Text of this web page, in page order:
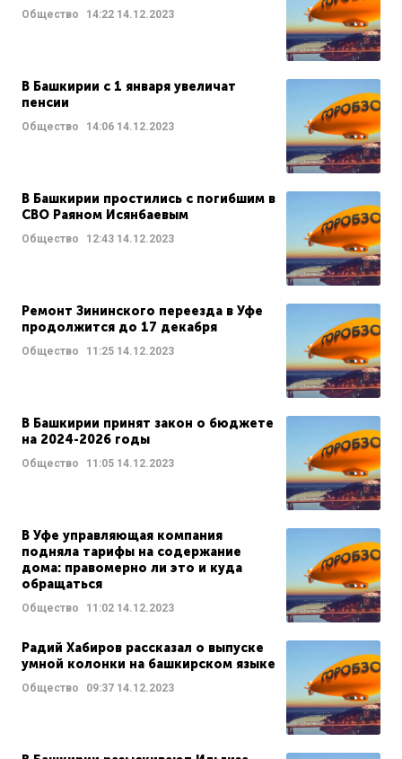
Общество 14:22 14.12.2023
В Башкирии с 1 января увеличат
пенсии
Общество 14:06 14.12.2023
В Башкирии простились с погибшим в
СВО Раяном Исянбаевым
Общество 12:43 14.12.2023
Ремонт Зининского переезда в Уфе
продолжится до 17 декабря
Общество 11:25 14.12.2023
В Башкирии принят закон о бюджете
на 2024-2026 годы
Общество 11:05 14.12.2023
В Уфе управляющая компания
подняла тарифы на содержание
дома: правомерно ли это и куда
обращаться
Общество 11:02 14.12.2023
Радий Хабиров рассказал о выпуске
умной колонки на башкирском языке
Общество 09:37 14.12.2023